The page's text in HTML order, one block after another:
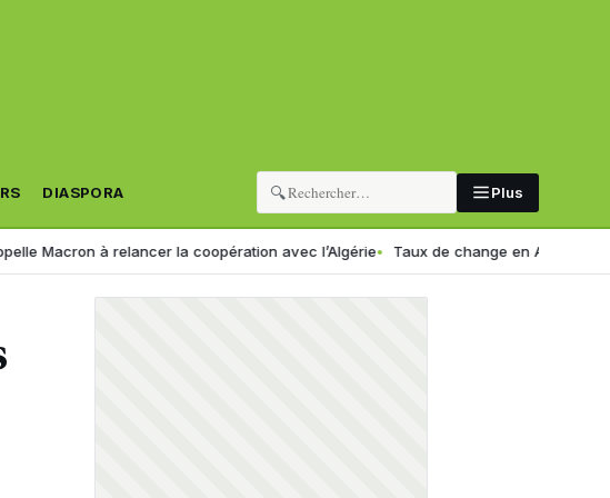
DIASPORA 🔍 Plus
à relancer la coopération avec l’Algérie Taux de change en Algérie : voici le